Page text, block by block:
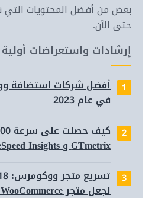
بعض من أفضل المحتويات التي
حتى الآن.
إرشادات واستعراضات أولية
أفضل شركات استضافة
في عام 2023
GTmetrix و PageSpeed Insights
لجعل متجر WooCommerce يطير